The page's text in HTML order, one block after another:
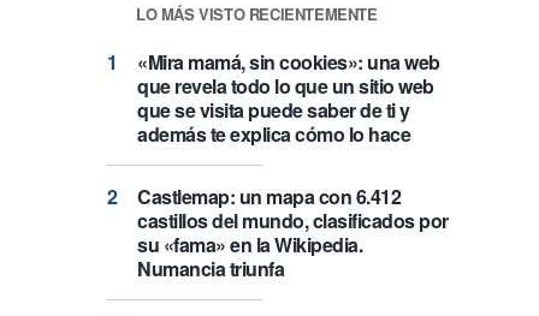
LO MÁS VISTO RECIENTEMENTE
«Mira mamá, sin cookies»: una web
que revela todo lo que un sitio web
que se visita puede saber de ti y
además te explica cómo lo hace
Castlemap: un mapa con 6.412
castillos del mundo, clasificados por
su «fama» en la Wikipedia.
Numancia triunfa